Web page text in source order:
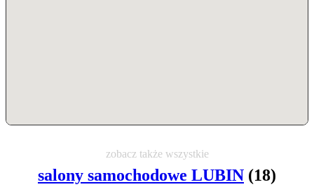
zobacz także wszystkie
salony samochodowe LUBIN (18)